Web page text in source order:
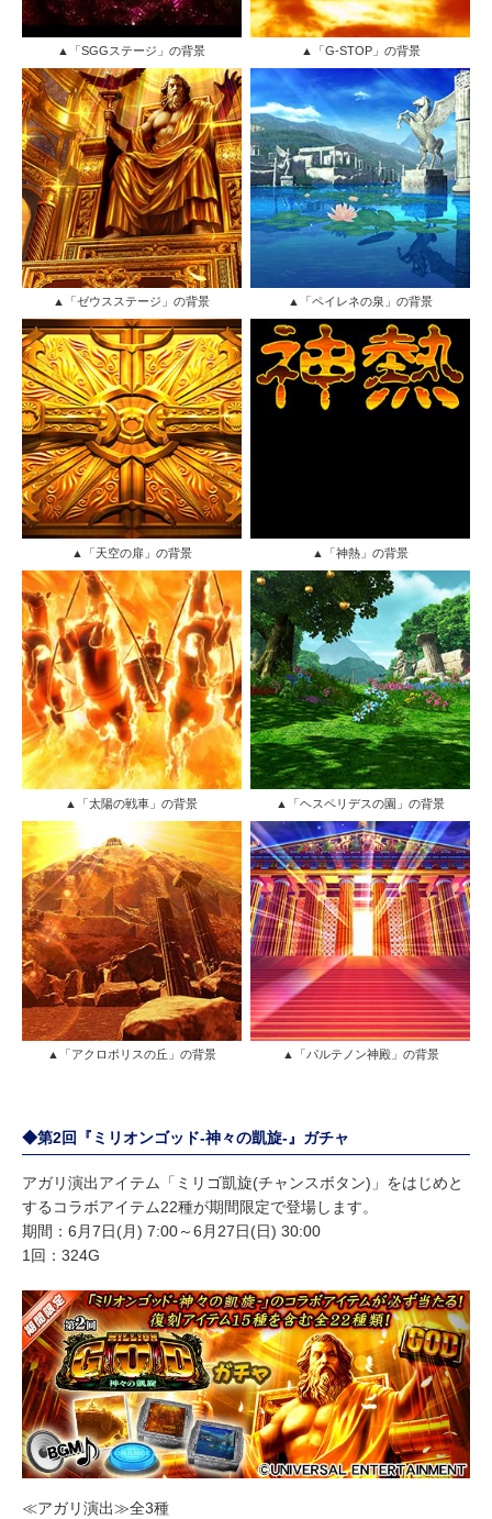
▲「SGGステージ」の背景 ▲「G-STOP」の背景
▲「ゼウスステージ」の背景 ▲「ペイレネの泉」の背景
▲「天空の扉」の背景 ▲「神熱」の背景
▲「太陽の戦車」の背景 ▲「ヘスペリデスの園」の背景
▲「アクロポリスの丘」の背景 ▲「パルテノン神殿」の背景
◆第2回『ミリオンゴッド-神々の凱旋-』ガチャ
アガリ演出アイテム「ミリゴ凱旋(チャンスボタン)」をはじめと
するコラボアイテム22種が期間限定で登場します。
期間：6月7日(月) 7:00～6月27日(日) 30:00
1回：324G
≪アガリ演出≫全3種